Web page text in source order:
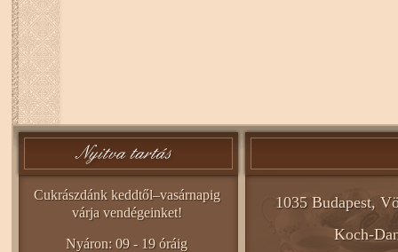
Cukrászdánk keddtől–vasárnapig
várja vendégeinket!
Nyáron: 09 - 19 óráig
1035 Budapest,
Koch-